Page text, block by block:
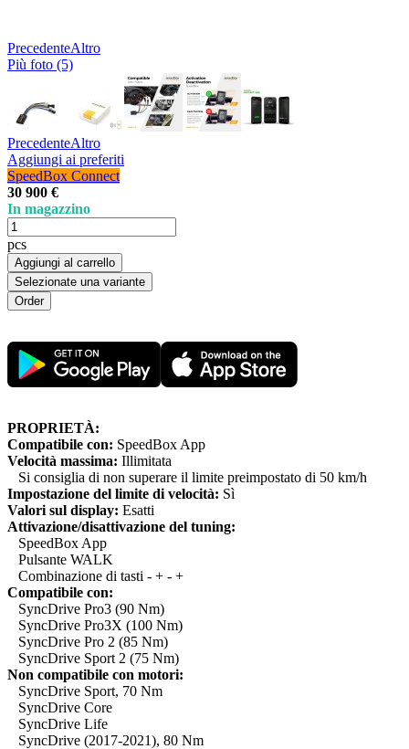
PrecedenteAltro
Più foto (5)
PrecedenteAltro
Aggiungi ai preferiti
SpeedBox Connect
30 900 €
In magazzino
pcs
Aggiungi al carrello
Selezionate una variante
PROPRIETÀ:
Compatibile con: SpeedBox App
Velocità massima: Illimitata
Si consiglia di non superare il limite preimpostato di 50 km/h
Impostazione del limite di velocità: Sì
Valori sul display: Esatti
Attivazione/disattivazione del tuning:
SpeedBox App
Pulsante WALK
Combinazione di tasti - + - +
Compatibile con:
SyncDrive Pro3 (90 Nm)
SyncDrive Pro3X (100 Nm)
SyncDrive Pro 2 (85 Nm)
SyncDrive Sport 2 (75 Nm)
Non compatibile con motori:
SyncDrive Sport, 70 Nm
SyncDrive Core
SyncDrive Life
SyncDrive (2017-2021), 80 Nm